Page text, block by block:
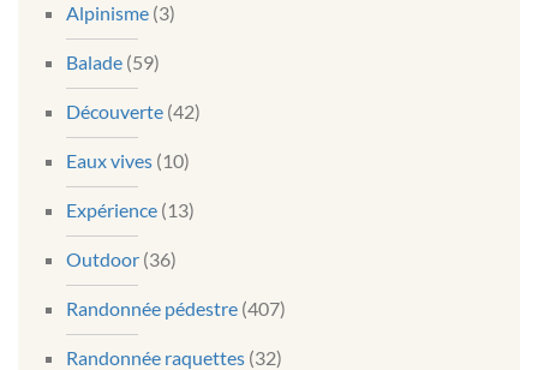
Alpinisme (3)
Balade (59)
Découverte (42)
Eaux vives (10)
Expérience (13)
Outdoor (36)
Randonnée pédestre (407)
Randonnée raquettes (32)